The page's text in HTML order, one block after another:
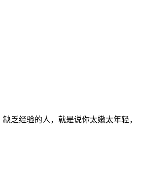
乏经验的人，就是说你太嫩太年轻，